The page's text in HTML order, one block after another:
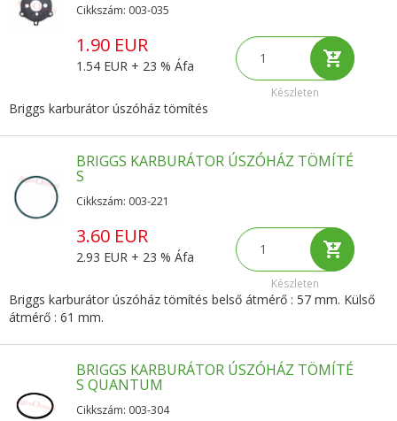
Cikkszám: 003-035
1.90 EUR
1.54 EUR + 23 % Áfa
Készleten
Briggs karburátor úszóház tömítés
BRIGGS KARBURÁTOR ÚSZÓHÁZ TÖMÍTÉ
S
Cikkszám: 003-221
3.60 EUR
2.93 EUR + 23 % Áfa
Készleten
Briggs karburátor úszóház tömítés belső átmérő : 57 mm. Külső
átmérő : 61 mm.
BRIGGS KARBURÁTOR ÚSZÓHÁZ TÖMÍTÉ
S QUANTUM
Cikkszám: 003-304